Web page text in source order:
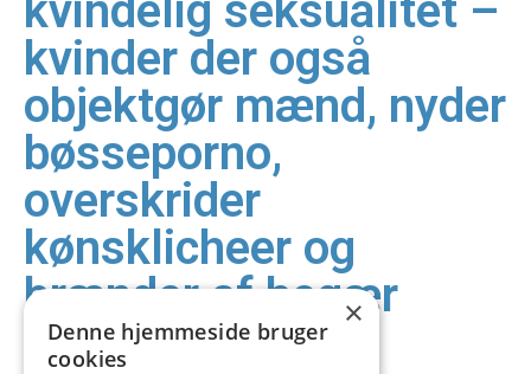
kvindelig seksualitet –
kvinder der også
objektgør mænd, nyder
bøsseporno,
overskrider
kønsklicheer og
brænder af begær
Kvinders blikke og fantasier om pikke
×
Denne hjemmeside bruger
cookies